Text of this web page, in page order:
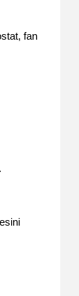
fan